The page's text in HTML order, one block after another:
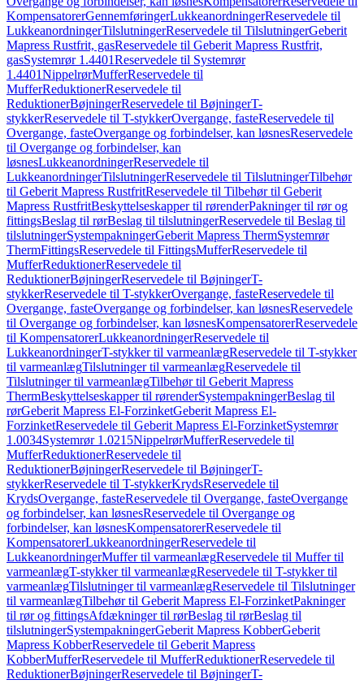
KompensatorerGennemføringerLukkeanordningerReservedele til
LukkeanordningerTilslutningerReservedele til TilslutningerGeberit
Mapress Rustfrit, gasReservedele til Geberit Mapress Rustfrit,
gasSystemrør 1.4401Reservedele til Systemrør
1.4401NippelrørMufferReservedele til
MufferReduktionerReservedele til
ReduktionerBøjningerReservedele til BøjningerT-
stykkerReservedele til T-stykkerOvergange, fasteReservedele til
Overgange, fasteOvergange og forbindelser, kan løsnesReservedele
til Overgange og forbindelser, kan
løsnesLukkeanordningerReservedele til
LukkeanordningerTilslutningerReservedele til TilslutningerTilbehør
til Geberit Mapress RustfritReservedele til Tilbehør til Geberit
Mapress RustfritBeskyttelseskapper til rørenderPakninger til rør og
fittingsBeslag til rørBeslag til tilslutningerReservedele til Beslag til
tilslutningerSystempakningerGeberit Mapress ThermSystemrør
ThermFittingsReservedele til FittingsMufferReservedele til
MufferReduktionerReservedele til
ReduktionerBøjningerReservedele til BøjningerT-
stykkerReservedele til T-stykkerOvergange, fasteReservedele til
Overgange, fasteOvergange og forbindelser, kan løsnesReservedele
til Overgange og forbindelser, kan løsnesKompensatorerReservedele
til KompensatorerLukkeanordningerReservedele til
LukkeanordningerT-stykker til varmeanlægReservedele til T-stykker
til varmeanlægTilslutninger til varmeanlægReservedele til
Tilslutninger til varmeanlægTilbehør til Geberit Mapress
ThermBeskyttelseskapper til rørenderSystempakningerBeslag til
rørGeberit Mapress El-ForzinketGeberit Mapress El-
ForzinketReservedele til Geberit Mapress El-ForzinketSystemrør
1.0034Systemrør 1.0215NippelrørMufferReservedele til
MufferReduktionerReservedele til
ReduktionerBøjningerReservedele til BøjningerT-
stykkerReservedele til T-stykkerKrydsReservedele til
KrydsOvergange, fasteReservedele til Overgange, fasteOvergange
og forbindelser, kan løsnesReservedele til Overgange og
forbindelser, kan løsnesKompensatorerReservedele til
KompensatorerLukkeanordningerReservedele til
LukkeanordningerMuffer til varmeanlægReservedele til Muffer til
varmeanlægT-stykker til varmeanlægReservedele til T-stykker til
varmeanlægTilslutninger til varmeanlægReservedele til Tilslutninger
til varmeanlægTilbehør til Geberit Mapress El-ForzinketPakninger
til rør og fittingsAfdækninger til rørBeslag til rørBeslag til
tilslutningerSystempakningerGeberit Mapress KobberGeberit
Mapress KobberReservedele til Geberit Mapress
KobberMufferReservedele til MufferReduktionerReservedele til
ReduktionerBøjningerReservedele til BøjningerT-